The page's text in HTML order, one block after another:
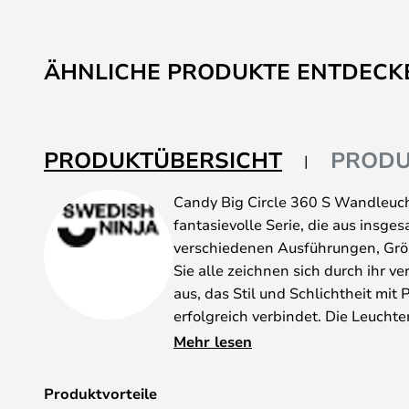
ÄHNLICHE PRODUKTE
PRODUKTÜBERSICHT
Candy Big Circle 360 S
fantasievolle Serie, die aus
verschiedenen Ausführungen,
Sie alle zeichnen sich durch ihr
aus, das Stil und Schlichtheit mit
erfolgreich verbindet. Die
schwedischen Designerin Maria
Mehr lesen
Produktvorteile